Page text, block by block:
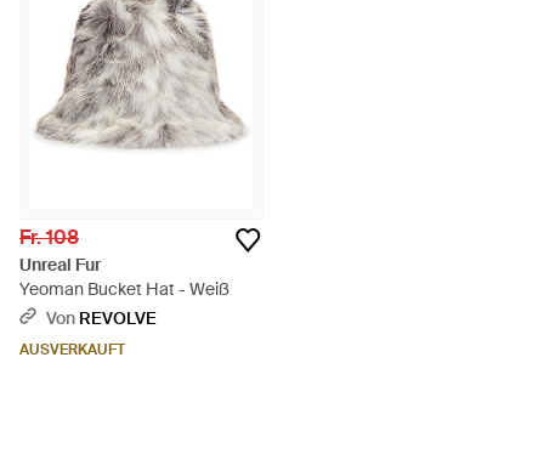
Fr. 108
Unreal Fur
Yeoman Bucket Hat - Weiß
Von REVOLVE
AUSVERKAUFT